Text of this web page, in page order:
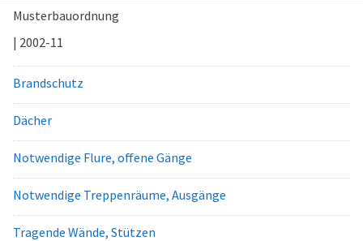
Musterbauordnung
| 2002-11
Brandschutz
Dächer
Notwendige Flure, offene Gänge
Notwendige Treppenräume, Ausgänge
Tragende Wände, Stützen